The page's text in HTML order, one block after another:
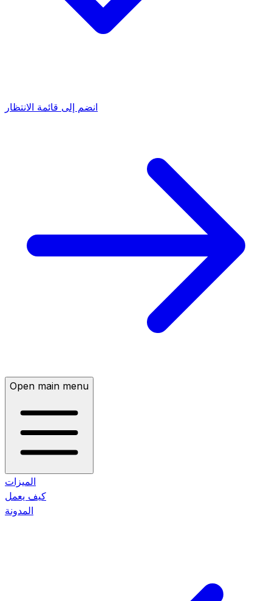
انضم إلى قائمة الانتظار
Open main menu
الميزات
كيف يعمل
المدونة